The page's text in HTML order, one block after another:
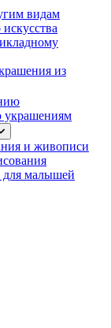
видам
из
украшениям
и живописи
малышей